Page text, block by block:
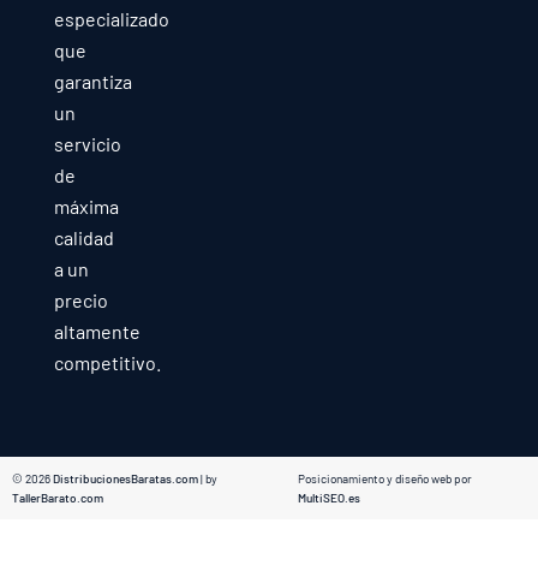
especializado
que
garantiza
un
servicio
de
máxima
calidad
a un
precio
altamente
competitivo.
© 2026DistribucionesBaratas.com| by
TallerBarato.com
Posicionamiento y diseño web por
MultiSEO.es